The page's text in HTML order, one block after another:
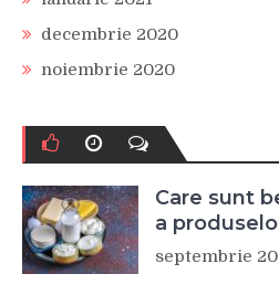
decembrie 2020
noiembrie 2020
Care sunt
a
septembrie